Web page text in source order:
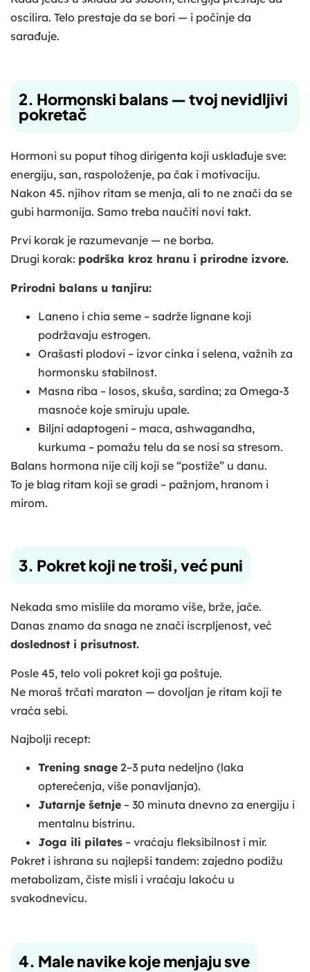
oscilira. Telo prestaje da se bori — i počinje da
sarađuje.
2. Hormonski balans — tvoj nevidljivi
pokretač
Hormoni su poput tihog dirigenta koji usklađuje sve:
energiju, san, raspoloženje, pa čak i motivaciju.
Nakon 45. njihov ritam se menja, ali to ne znači da se
gubi harmonija. Samo treba naučiti novi takt.
Prvi korak je razumevanje — ne borba.
Drugi korak: podrška kroz hranu i prirodne izvore.
Prirodni balans u tanjiru:
Laneno i chia seme – sadrže lignane koji
podržavaju estrogen.
Orašasti plodovi – izvor cinka i selena, važnih za
hormonsku stabilnost.
Masna riba – losos, skuša, sardina; za Omega-3
masnoće koje smiruju upale.
Biljni adaptogeni – maca, ashwagandha,
kurkuma – pomažu telu da se nosi sa stresom.
Balans hormona nije cilj koji se “postiže” u danu.
To je blag ritam koji se gradi – pažnjom, hranom i
mirom.
3. Pokret koji ne troši, već puni
Nekada smo mislile da moramo više, brže, jače.
Danas znamo da snaga ne znači iscrpljenost, već
doslednost i prisutnost.
Posle 45, telo voli pokret koji ga poštuje.
Ne moraš trčati maraton — dovoljan je ritam koji te
vraća sebi.
Najbolji recept:
Trening snage 2–3 puta nedeljno (laka
opterećenja, više ponavljanja).
Jutarnje šetnje – 30 minuta dnevno za energiju i
mentalnu bistrinu.
Joga ili pilates – vraćaju fleksibilnost i mir.
Pokret i ishrana su najlepši tandem: zajedno podižu
metabolizam, čiste misli i vraćaju lakoću u
svakodnevicu.
4. Male navike koje menjaju sve